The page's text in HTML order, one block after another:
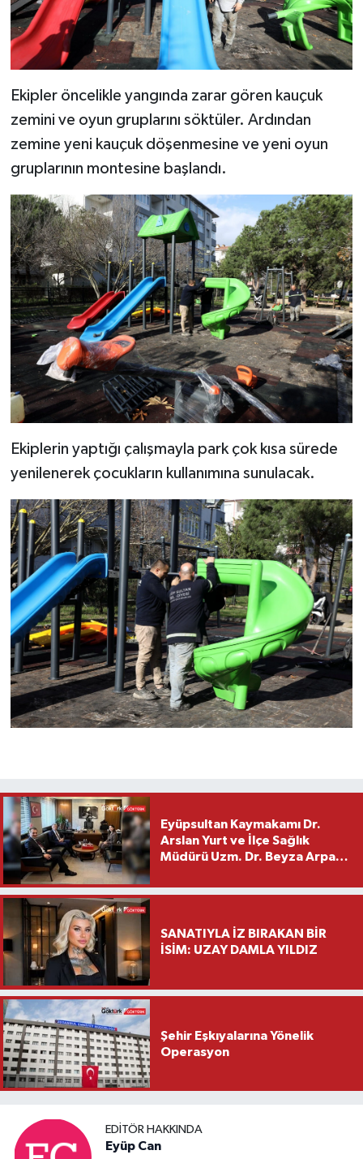
Ekipler öncelikle yangında zarar gören kauçuk
zemini ve oyun gruplarını söktüler. Ardından
zemine yeni kauçuk döşenmesine ve yeni oyun
gruplarının montesine başlandı.
Ekiplerin yaptığı çalışmayla park çok kısa sürede
yenilenerek çocukların kullanımına sunulacak.
Eyüpsultan Kaymakamı Dr.
Arslan Yurt ve İlçe Sağlık
Müdürü Uzm. Dr. Beyza Arpacı
Ziyareti
SANATIYLA İZ BIRAKAN BİR
İSİM: UZAY DAMLA YILDIZ
Şehir Eşkıyalarına Yönelik
Operasyon
EDITÖR HAKKINDA
Eyüp Can